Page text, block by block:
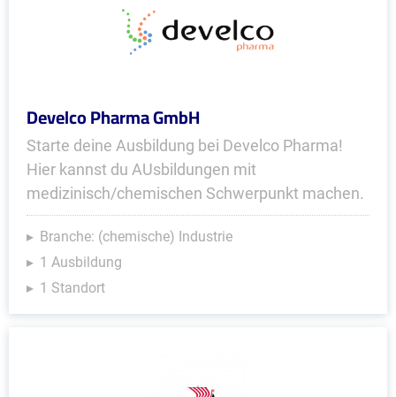
Develco Pharma GmbH
Starte deine Ausbildung bei Develco Pharma!
Hier kannst du AUsbildungen mit
medizinisch/chemischen Schwerpunkt machen.
Branche: (chemische) Industrie
1 Ausbildung
1 Standort